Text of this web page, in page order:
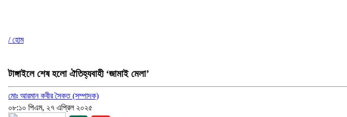
/ হোম
টাঙ্গাইলে শেষ হলো ঐতিহ্যবাহী ‘জামাই মেলা’
মোঃ আরমান কবীর সৈকত (সম্পাদক)
০৮:১০ পিএম, ২৭ এপ্রিল ২০২৫